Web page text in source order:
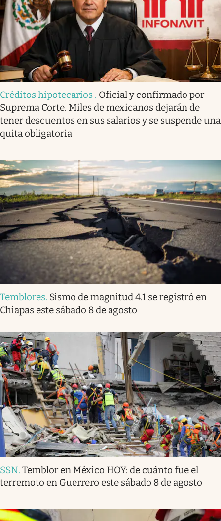
Créditos hipotecarios . Oficial y confirmado por
Suprema Corte. Miles de mexicanos dejarán de
tener descuentos en sus salarios y se suspende una
quita obligatoria
Temblores. Sismo de magnitud 4.1 se registró en
Chiapas este sábado 8 de agosto
SSN. Temblor en México HOY: de cuánto fue el
terremoto en Guerrero este sábado 8 de agosto